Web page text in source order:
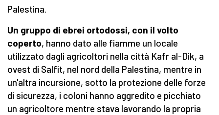
Palestina.
Un gruppo di ebrei ortodossi, con il volto
coperto, hanno dato alle fiamme un locale
utilizzato dagli agricoltori nella città Kafr al-Dik, a
ovest di Salfit, nel nord della Palestina, mentre in
un'altra incursione, sotto la protezione delle forze
di sicurezza, i coloni hanno aggredito e picchiato
un agricoltore mentre stava lavorando la propria